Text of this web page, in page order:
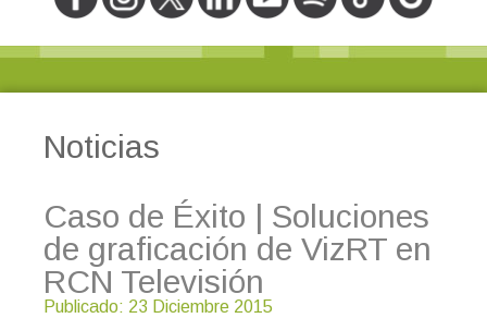
Noticias
Caso de Éxito | Soluciones
de graficación de VizRT en
RCN Televisión
Publicado: 23 Diciembre 2015